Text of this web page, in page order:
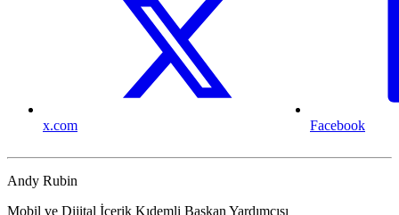
x.com Facebook
Andy Rubin
Mobil ve Dijital İçerik Kıdemli Başkan Yardımcısı